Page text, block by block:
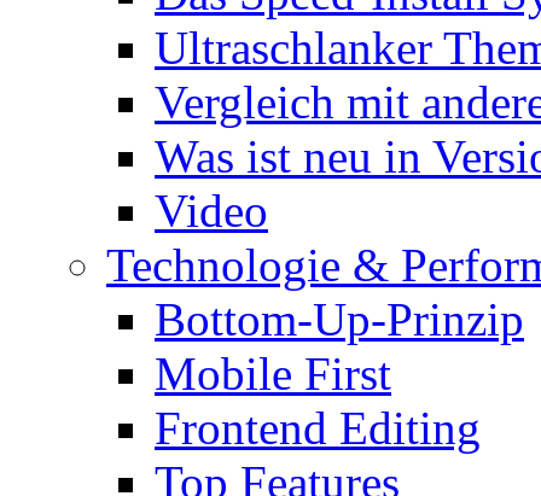
Ultraschlanker
Vergleich mit
Was ist neu in
Video
Technologie &
Bottom-Up-Prinzip
Mobile First
Frontend Editing
Top Features